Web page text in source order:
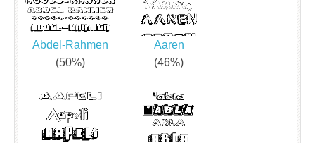
Abdel-Rahmen
(50%)
Aaren
(46%)